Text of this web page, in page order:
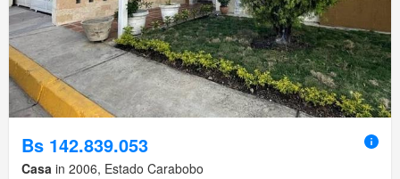
Bs 142.839.053
Casa in 2006, Estado Carabobo